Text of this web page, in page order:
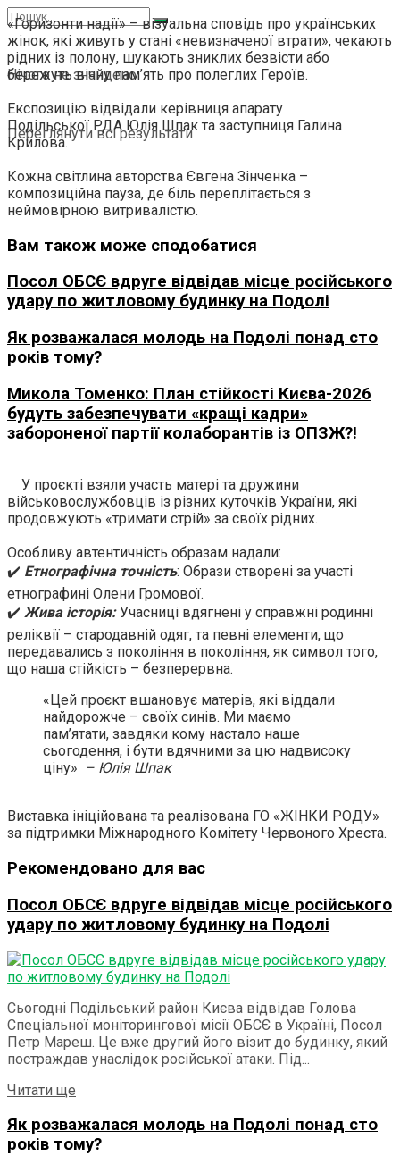
Нічого не знайдено
Переглянути всі результати
«Горизонти надії» – візуальна сповідь про українських
жінок, які живуть у стані «невизначеної втрати», чекають
рідних із полону, шукають зниклих безвісти або
бережуть вічну пам’ять про полеглих Героїв.
Експозицію відвідали керівниця апарату
Подільської РДА Юлія Шпак та заступниця Галина
Крилова.
Кожна світлина авторства Євгена Зінченка –
композиційна пауза, де біль переплітається з
неймовірною витривалістю.
Вам також може сподобатися
Посол ОБСЄ вдруге відвідав місце російського
удару по житловому будинку на Подолі
Як розважалася молодь на Подолі понад сто
років тому?
Микола Томенко: План стійкості Києва-2026
будуть забезпечувати «кращі кадри»
забороненої партії колаборантів із ОПЗЖ?!
У проєкті взяли участь матері та дружини
військовослужбовців із різних куточків України, які
продовжують «тримати стрій» за своїх рідних.
Особливу автентичність образам надали:
✔️ Етнографічна точність: Образи створені за участі
етнографині Олени Громової.
✔️ Жива історія:Учасниці вдягнені у справжні родинні
реліквії – стародавній одяг, та певні елементи, що
передавались з покоління в покоління, як символ того,
що наша стійкість – безперервна.
«Цей проєкт вшановує матерів, які віддали
найдорожче – своїх синів. Ми маємо
пам’ятати, завдяки кому настало наше
сьогодення, і бути вдячними за цю надвисоку
ціну» – Юлія Шпак
Виставка ініційована та реалізована ГО «ЖІНКИ РОДУ»
за підтримки Міжнародного Комітету Червоного Хреста.
Рекомендовано для вас
Посол ОБСЄ вдруге відвідав місце російського
удару по житловому будинку на Подолі
Сьогодні Подільський район Києва відвідав Голова
Спеціальної моніторингової місії ОБСЄ в Україні, Посол
Петр Мареш. Це вже другий його візит до будинку, який
постраждав унаслідок російської атаки. Під...
Читати ще
Як розважалася молодь на Подолі понад сто
років тому?